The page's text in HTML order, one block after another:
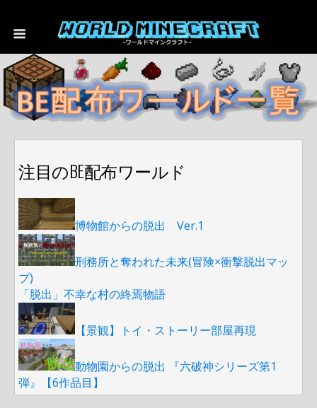
注目のBE配布ワールド
博物館からの脱出 Ver.1
刑務所と奪われた未来(冒険×衝撃脱出マッ
プ)
「脱出」不幸な村の終焉物語
【景観】トイ・ストーリー部屋再現
動物園からの脱出 『六破神シリーズ第1
弾』【6作品目】